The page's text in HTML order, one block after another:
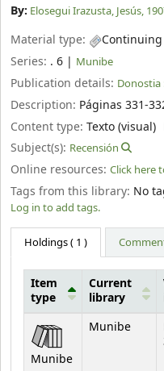
By: Elosegui Irazusta, Jesús,
Material type:
Series: . 6 | Munibe
Publication details: Donostia
Description: Páginas 331-
Content type: Texto (visual)
Subject(s): Recensión
Online resources: Click here
Tags from this library: No
Log in to add tags.
Holdings( 1 )
Holdings
Item
type
Current
library
Munibe
Munibe